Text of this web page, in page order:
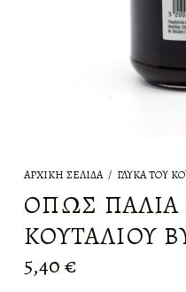
ΑΡΧΙΚΉ ΣΕΛΊΔΑ / ΓΛΥΚΆ ΤΟΥ
ΌΠΩΣ ΠΑΛΙΆ
ΚΟΥΤΑΛΙΟΎ
5,40€